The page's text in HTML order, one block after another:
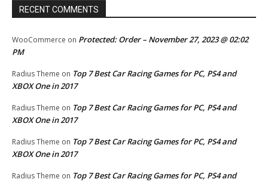
RECENT COMMENTS
WooCommerce on Protected: Order – November 27, 2023 @ 02:02
PM
Radius Theme on Top 7 Best Car Racing Games for PC, PS4 and
XBOX One in 2017
Radius Theme on Top 7 Best Car Racing Games for PC, PS4 and
XBOX One in 2017
Radius Theme on Top 7 Best Car Racing Games for PC, PS4 and
XBOX One in 2017
Radius Theme on Top 7 Best Car Racing Games for PC, PS4 and